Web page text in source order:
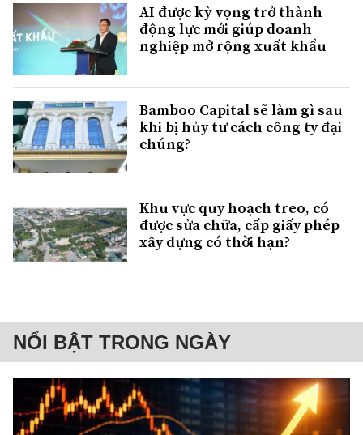
AI được kỳ vọng trở thành
động lực mới giúp doanh
nghiệp mở rộng xuất khẩu
Bamboo Capital sẽ làm gì sau
khi bị hủy tư cách công ty đại
chúng?
Khu vực quy hoạch treo, có
được sửa chữa, cấp giấy phép
xây dựng có thời hạn?
NỔI BẬT TRONG NGÀY